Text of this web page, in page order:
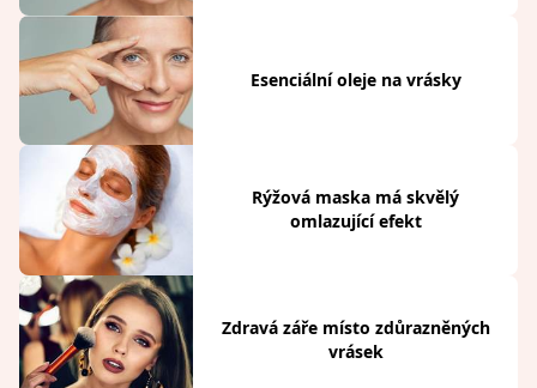
Esenciální oleje na vrásky
Rýžová maska má skvělý
omlazující efekt
Zdravá záře místo zdůrazněných
vrásek